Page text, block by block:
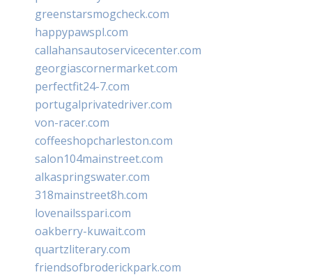
greenstarsmogcheck.com
happypawspl.com
callahansautoservicecenter.com
georgiascornermarket.com
perfectfit24-7.com
portugalprivatedriver.com
von-racer.com
coffeeshopcharleston.com
salon104mainstreet.com
alkaspringswater.com
318mainstreet8h.com
lovenailsspari.com
oakberry-kuwait.com
quartzliterary.com
friendsofbroderickpark.com